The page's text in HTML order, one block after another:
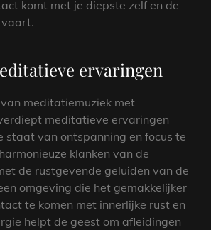
komt met je diepste zelf en de
ervaringen
meditatiemuziek met
meditatieve ervaringen
staat van ontspanning en focus te
klanken van de
de rustgevende geluiden van de
omgeving die het gemakkelijker
te komen met innerlijke rust en
helpt de geest om afleidingen